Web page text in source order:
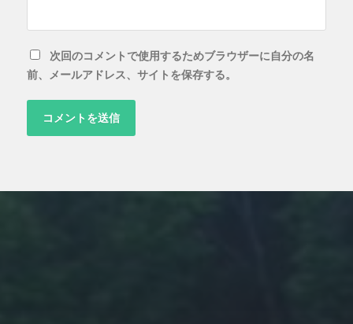
次回のコメントで使用するためブラウザーに自分の名
前、メールアドレス、サイトを保存する。